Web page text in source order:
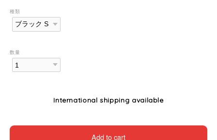
種類
数量
International shipping available
Add to cart